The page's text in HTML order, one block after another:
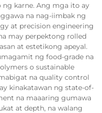
karne. Ang mga ito ay
na nag-iimbak ng
at precision engineering
may perpektong rolled
at estetikong apeyal.
ng food-grade na
o sustainable
na quality control
kinakatawan ng state-of-
na maaaring gumawa
at depth, na walang